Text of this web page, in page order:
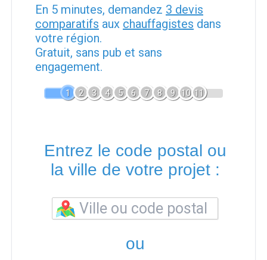
En 5 minutes, demandez 3 devis
comparatifs aux chauffagistes dans
votre région.
Gratuit, sans pub et sans
engagement.
1 2 3 4 5 6 7 8 9 10 11
Entrez le code postal ou
la ville de votre projet :
ou